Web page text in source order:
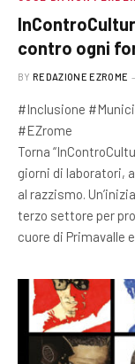
contro ogni
BY REDAZIONE EZROME
#Inclusione
#EZrome
Torna
giorni di laboratori,
al razzismo.
terzo settore per
cuore di Primavalle